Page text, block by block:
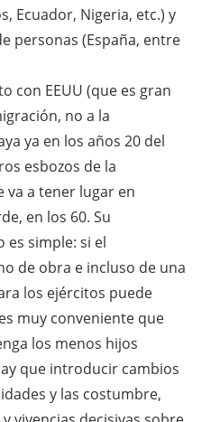
Ecuador, Nigeria, etc.) y
personas (España, entre
con EEUU (que es gran
no a la
ya en los años 20 del
esbozos de la
va a tener lugar en
en los 60. Su
simple: si el
de obra e incluso de una
los ejércitos puede
muy conveniente que
los menos hijos
que introducir cambios
y las costumbre,